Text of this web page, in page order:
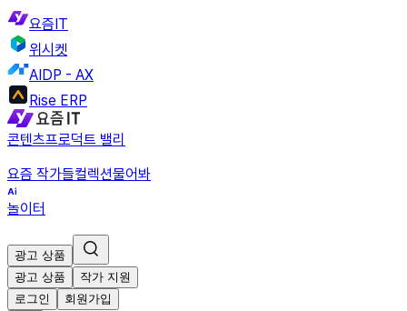
요즘IT
위시켓
AIDP - AX
Rise ERP
콘텐츠프로덕트 밸리
요즘 작가들컬렉션물어봐
놀이터
광고 상품
광고 상품
작가 지원
로그인
회원가입